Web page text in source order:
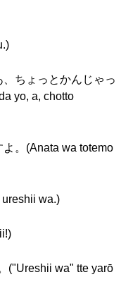
ちょっとかんじゃっ
yo, a, chotto
。(Anata wa totemo
wa.)
("Ureshii wa" tte yarō